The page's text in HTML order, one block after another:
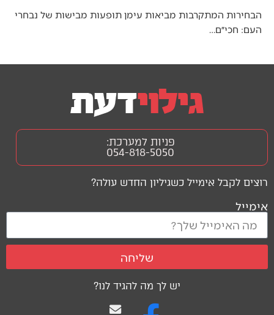
הבחירות המתקרבות מביאות עימן תופעות מבישות של נבחרי
העם: חכי״ם…
יש לך מה להגיד לנו?
רוצים לקבל אימייל כשגיליון החדש עולה?
אימייל
שליחה
פניות למערכת:
054-818-5050